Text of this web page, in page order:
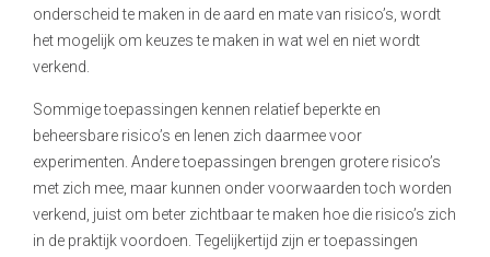
onderscheid te maken in de aard en mate van risico’s, wordt
het mogelijk om keuzes te maken in wat wel en niet wordt
verkend.
Sommige toepassingen kennen relatief beperkte en
beheersbare risico’s en lenen zich daarmee voor
experimenten. Andere toepassingen brengen grotere risico’s
met zich mee, maar kunnen onder voorwaarden toch worden
verkend, juist om beter zichtbaar te maken hoe die risico’s zich
in de praktijk voordoen. Tegelijkertijd zijn er toepassingen